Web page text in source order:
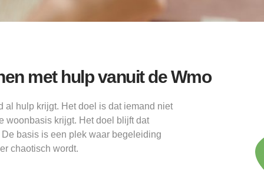
met hulp vanuit de Wmo
al hulp krijgt. Het doel is dat iemand niet
woonbasis krijgt. Het doel blijft dat
basis is een plek waar begeleiding
chaotisch wordt.